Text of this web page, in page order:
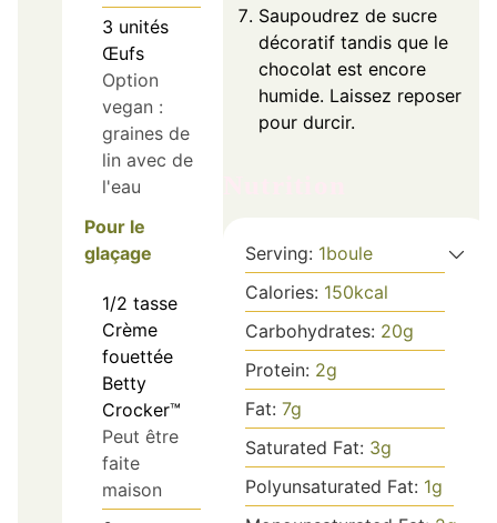
3 unités
Œufs
Option
vegan :
graines de
lin avec de
l'eau
Pour le
glaçage
1/2 tasse
Crème
fouettée
Betty
Crocker™
Peut être
faite
maison
Saupoudrez de sucre
décoratif tandis que le
chocolat est encore
humide. Laissez reposer
pour durcir.
Serving: 1boule
Calories: 150kcal
Carbohydrates: 20g
Protein: 2g
Fat: 7g
Saturated Fat: 3g
Polyunsaturated Fat: 1g